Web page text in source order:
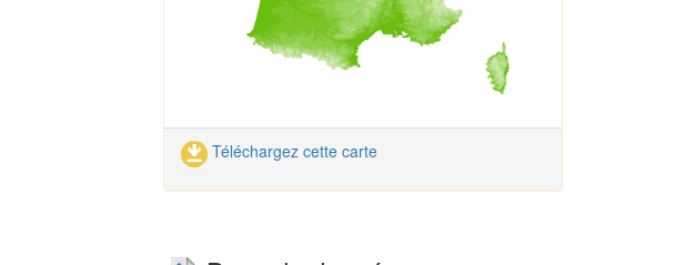
Téléchargez cette carte